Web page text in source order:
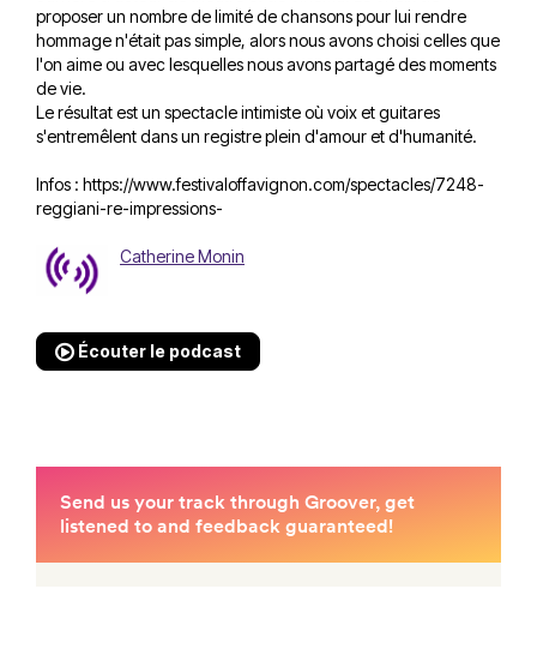
proposer un nombre de limité de chansons pour lui rendre
hommage n'était pas simple, alors nous avons choisi celles que
l'on aime ou avec lesquelles nous avons partagé des moments
de vie.
Le résultat est un spectacle intimiste où voix et guitares
s'entremêlent dans un registre plein d'amour et d'humanité.
Infos : https://www.festivaloffavignon.com/spectacles/7248-
reggiani-re-impressions-
Catherine Monin
Écouter le podcast